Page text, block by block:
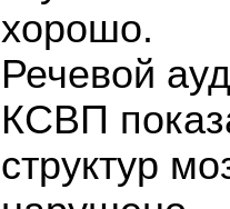
хорошо.
Речевой
КСВП
структур